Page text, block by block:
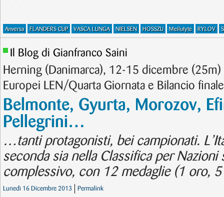
Anversa FLANDERS CUP VASCA LUNGA NIELSEN HOSSZU Meilutyte RYLOV
Il Blog di Gianfranco Saini
Herning (Danimarca), 12-15 dicembre
Europei LEN/Quarta Giornata e Bilancio finale
Belmonte, Gyurta, Morozov,
Pellegrini…
…tanti protagonisti, bei campionati.
seconda sia nella Classifica per Nazioni
complessivo, con 12 medaglie (1 oro,
Lunedì 16 Dicembre 2013 Permalink